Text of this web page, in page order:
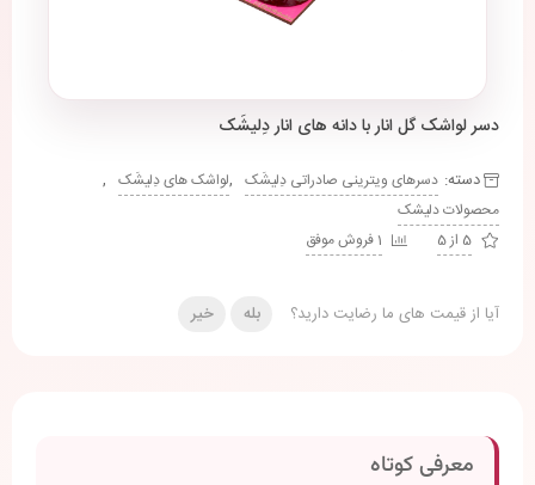
دسر لواشک گل انار با دانه های انار دِلیشَک
دسته: دسرهای ویترینی صادراتی دِلیشَک ,لواشک های دِلیشَک ,
محصولات دلیشک
5 از 5
1 فروش موفق
آیا از قیمت های ما رضایت دارید؟ بله خیر
معرفی کوتاه